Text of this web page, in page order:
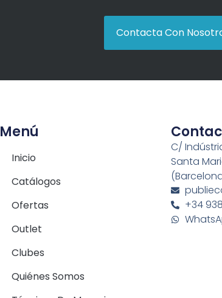
Contacta Con
Menú
Inicio
Catálogos
Ofertas
Outlet
Clubes
Quiénes Somos
C/
Santa
+34